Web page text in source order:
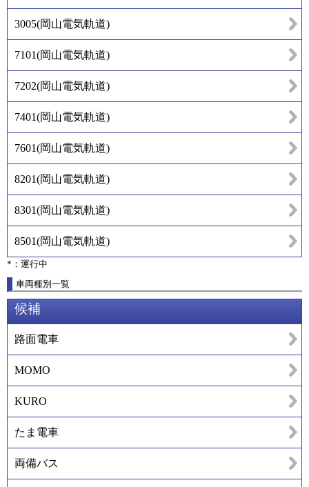
3005(岡山電気軌道)
7101(岡山電気軌道)
7202(岡山電気軌道)
7401(岡山電気軌道)
7601(岡山電気軌道)
8201(岡山電気軌道)
8301(岡山電気軌道)
8501(岡山電気軌道)
*：運行中
車両種別一覧
候補
路面電車
MOMO
KURO
たま電車
両備バス